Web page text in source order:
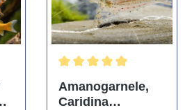
Amanogarnele,
Caridina